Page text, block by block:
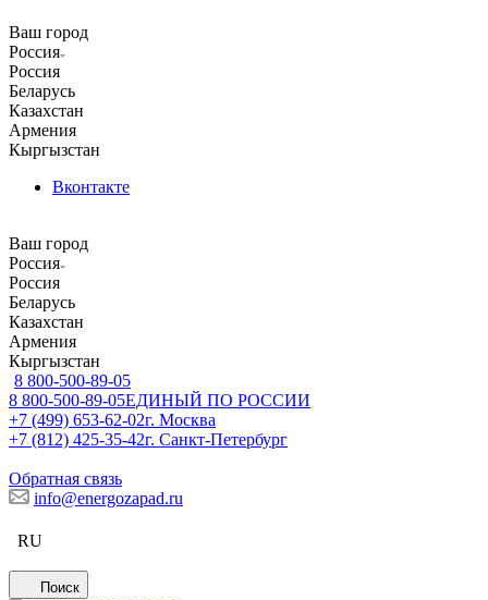
Ваш город
Россия
Россия
Беларусь
Казахстан
Армения
Кыргызстан
Вконтакте
Ваш город
Россия
Россия
Беларусь
Казахстан
Армения
Кыргызстан
8 800-500-89-05
8 800-500-89-05ЕДИНЫЙ ПО РОССИИ
+7 (499) 653-62-02г. Москва
+7 (812) 425-35-42г. Санкт-Петербург
Обратная связь
info@energozapad.ru
RU
Поиск